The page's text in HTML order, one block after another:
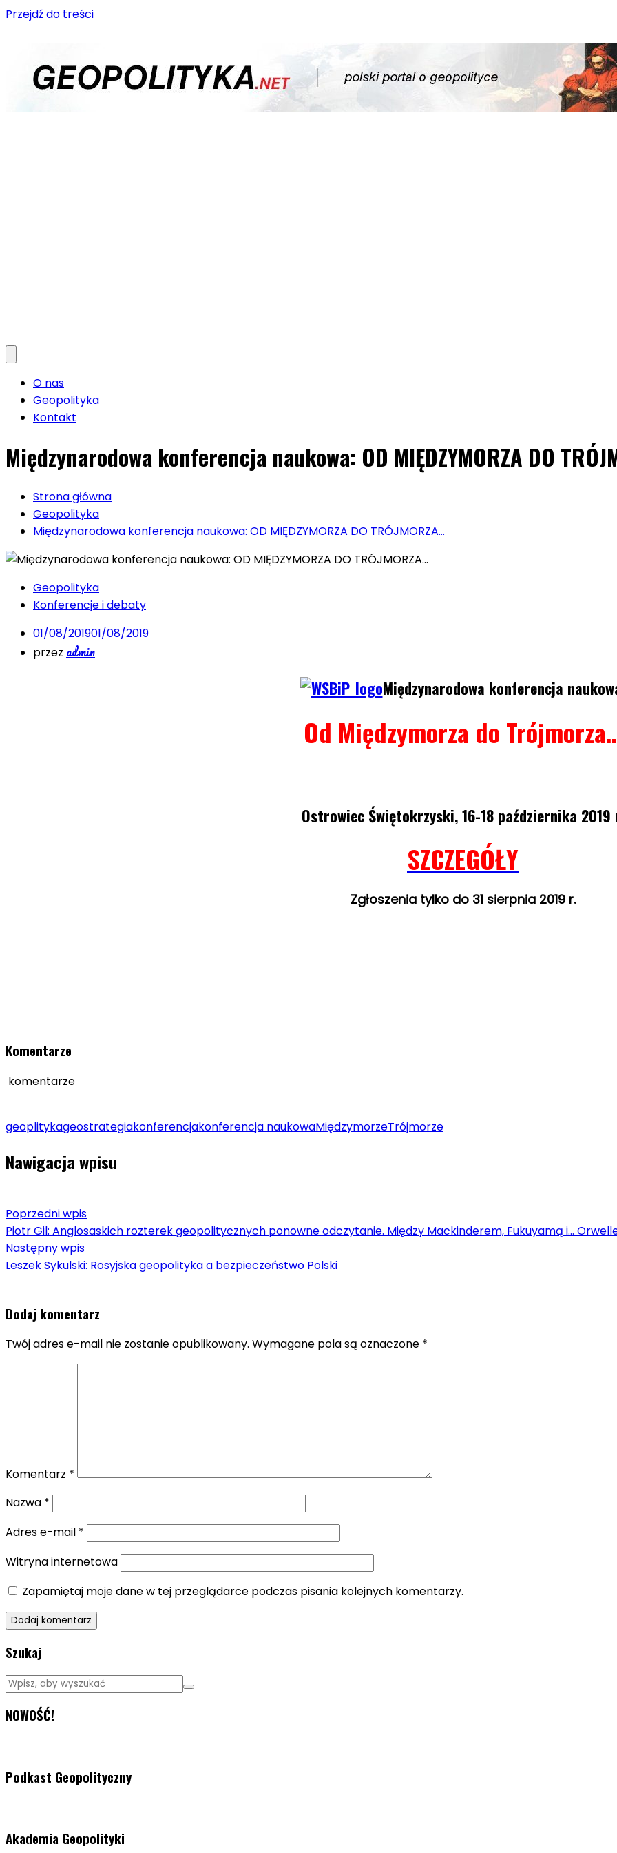
Przejdź do treści
O nas
Geopolityka
Kontakt
Międzynarodowa konferencja naukowa: OD MIĘDZYMORZA DO
Strona główna
Geopolityka
Międzynarodowa konferencja naukowa: OD MIĘDZYMORZA DO TRÓJMORZA…
Geopolityka
Konferencje i debaty
01/08/201901/08/2019
przez admin
Międzynarodowa konferencja
Od Międzymorza do
Ostrowiec Świętokrzyski, 16-18 października 2019
SZCZEGÓŁY
Zgłoszenia tylko do 31 sierpnia 2019 r.
Komentarze
komentarze
geoplitykageostrategiakonferencjakonferencja naukowaMiędzymorzeTrójmorze
Nawigacja wpisu
Poprzedni wpis
Piotr Gil: Anglosaskich rozterek geopolitycznych ponowne odczytanie. Między Mackinderem, Fukuyamą i...
Następny wpis
Leszek Sykulski: Rosyjska geopolityka a bezpieczeństwo Polski
Dodaj komentarz
Twój adres e-mail nie zostanie opublikowany. Wymagane pola są oznaczone *
Komentarz *
Nazwa *
Adres e-mail *
Witryna internetowa
Zapamiętaj moje dane w tej przeglądarce podczas pisania kolejnych komentarzy.
Szukaj
NOWOŚĆ!
Podkast Geopolityczny
Akademia Geopolityki